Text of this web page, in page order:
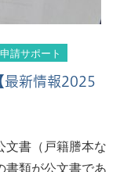
請サポート
最新情報2025
文書（戸籍謄本な
書類が公文書であ